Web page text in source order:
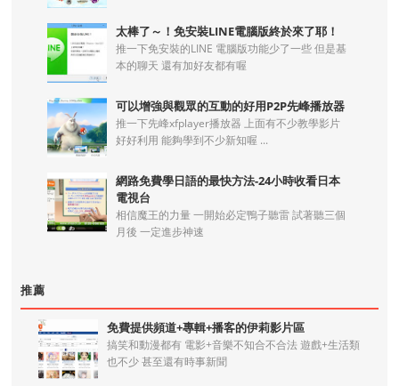
太棒了～！免安裝LINE電腦版終於來了耶！
推一下免安裝的LINE 電腦版功能少了一些 但是基
本的聊天 還有加好友都有喔
可以增強與觀眾的互動的好用P2P先峰播放器
推一下先峰xfplayer播放器 上面有不少教學影片
好好利用 能夠學到不少新知喔 ...
網路免費學日語的最快方法-24小時收看日本
電視台
相信魔王的力量 一開始必定鴨子聽雷 試著聽三個
月後 一定進步神速
推薦
免費提供頻道+專輯+播客的伊莉影片區
搞笑和動漫都有 電影+音樂不知合不合法 遊戲+生活類
也不少 甚至還有時事新聞